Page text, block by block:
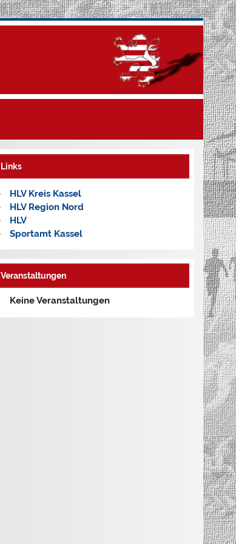
Links
HLV Kreis Kassel
HLV Region Nord
HLV
Sportamt Kassel
Veranstaltungen
Keine Veranstaltungen